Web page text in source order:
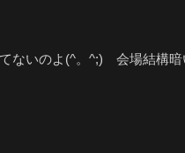
ないのよ(^。^;) 会場結構